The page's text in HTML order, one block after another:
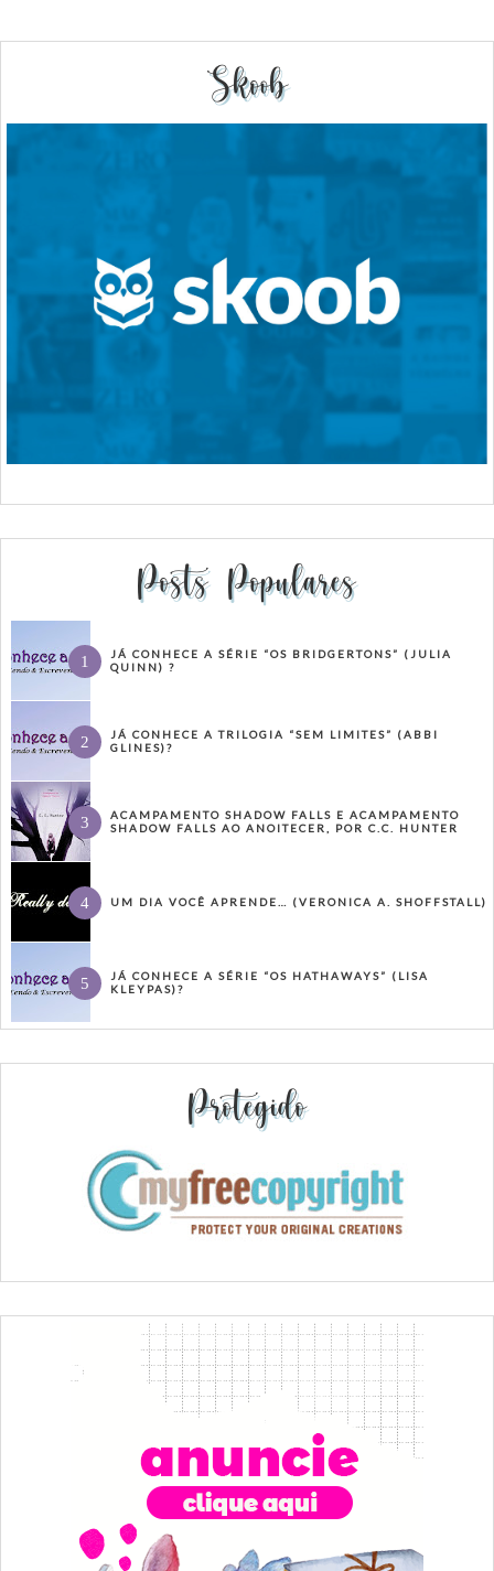
Skoob
Posts Populares
JÁ CONHECE A SÉRIE “OS BRIDGERTONS” (JULIA
QUINN) ?
JÁ CONHECE A TRILOGIA “SEM LIMITES” (ABBI
GLINES)?
ACAMPAMENTO SHADOW FALLS E ACAMPAMENTO
SHADOW FALLS AO ANOITECER, POR C.C. HUNTER
UM DIA VOCÊ APRENDE… (VERONICA A. SHOFFSTALL)
JÁ CONHECE A SÉRIE “OS HATHAWAYS” (LISA
KLEYPAS)?
Protegido